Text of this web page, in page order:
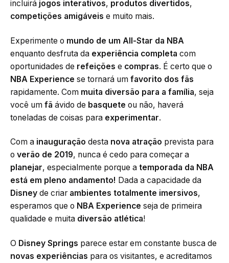
incluirá jogos interativos, produtos divertidos,
competições amigáveis e muito mais.
Experimente o mundo de um All-Star da NBA
enquanto desfruta da experiência completa com
oportunidades de refeições e compras. É certo que o
NBA Experience se tornará um favorito dos fãs
rapidamente. Com muita diversão para a família, seja
você um fã ávido de basquete ou não, haverá
toneladas de coisas para experimentar.
Com a inauguração desta nova atração prevista para
o verão de 2019, nunca é cedo para começar a
planejar, especialmente porque a temporada da NBA
está em pleno andamento! Dada a capacidade da
Disney de criar ambientes totalmente imersivos,
esperamos que o NBA Experience seja de primeira
qualidade e muita diversão atlética!
O Disney Springs parece estar em constante busca de
novas experiências para os visitantes, e acreditamos